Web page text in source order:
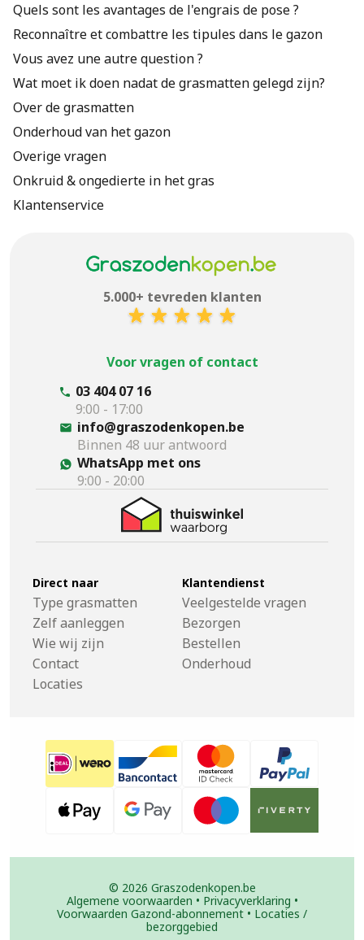
Quels sont les avantages de l'engrais de pose ?
Reconnaître et combattre les tipules dans le gazon
Vous avez une autre question ?
Wat moet ik doen nadat de grasmatten gelegd zijn?
Over de grasmatten
Onderhoud van het gazon
Overige vragen
Onkruid & ongedierte in het gras
Klantenservice
5.000+ tevreden klanten
Voor vragen of contact
03 404 07 16
9:00 - 17:00
info@graszodenkopen.be
Binnen 48 uur antwoord
WhatsApp met ons
9:00 - 20:00
Direct naar
Type grasmatten
Zelf aanleggen
Wie wij zijn
Contact
Locaties
Klantendienst
Veelgestelde vragen
Bezorgen
Bestellen
Onderhoud
© 2026 Graszodenkopen.be
Algemene voorwaarden • Privacyverklaring •
Voorwaarden Gazond-abonnement • Locaties /
bezorggebied